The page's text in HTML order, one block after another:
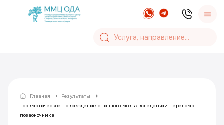
Главная
Результаты
Травматическое повреждение спинного мозга вследствии перелома
позвоночника